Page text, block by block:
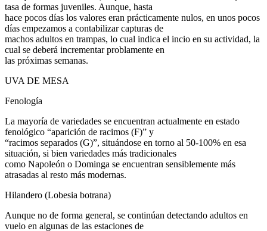
tasa de formas juveniles. Aunque, hasta
hace pocos días los valores eran prácticamente nulos, en unos pocos
días empezamos a contabilizar capturas de
machos adultos en trampas, lo cual indica el incio en su actividad, la
cual se deberá incrementar problamente en
las próximas semanas.
UVA DE MESA
Fenología
La mayoría de variedades se encuentran actualmente en estado
fenológico “aparición de racimos (F)” y
“racimos separados (G)”, situándose en torno al 50-100% en esa
situación, si bien variedades más tradicionales
como Napoleón o Dominga se encuentran sensiblemente más
atrasadas al resto más modernas.
Hilandero (Lobesia botrana)
Aunque no de forma general, se continúan detectando adultos en
vuelo en algunas de las estaciones de